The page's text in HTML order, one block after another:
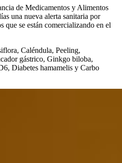
de Medicamentos y Alimentos
una nueva alerta sanitaria por
que se están comercializando en el
Caléndula, Peeling,
gástrico, Ginkgo biloba,
Diabetes hamamelis y Carbo